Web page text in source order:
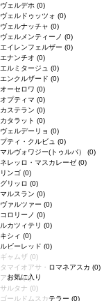
お気に入り
ヴェルデホ (0)
ヴェルドゥッツォ (0)
ヴェルナッチャ (0)
ヴェルメンティーノ (0)
エイレンフェルザー (0)
エナンチオ (0)
エルミタージュ (0)
エンクルザード (0)
オーセロワ (0)
オプティマ (0)
カステラン (0)
カタラット (0)
ヴェルデーリョ (0)
プティ・クルビュ (0)
マルヴォワジー(トゥルバ） (0)
ネレッロ・マスカレーゼ (0)
リンゴ (0)
グリッロ (0)
マルスラン (0)
ヴァルツァー (0)
コロリーノ (0)
ルカツィテリ (0)
キシィ (0)
ルビーレッド (0)
ギャムザ (0)
タマイオアサ・ロマネアスカ (0)
アサル(0)
サルタナ (0)
ゴールドムスカテラー (0)